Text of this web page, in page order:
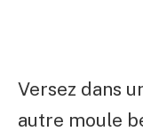
Versez dans
autre moule